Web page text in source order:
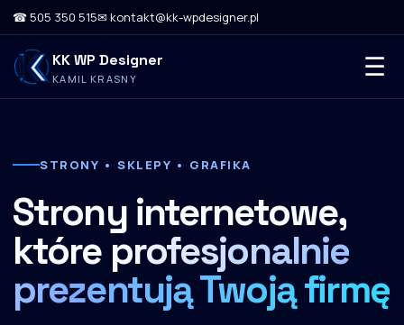
☎ 505 350 515✉ kontakt@kk-wpdesigner.pl
KK WP Designer
KAMIL KRASNY ☰
STRONY • SKLEPY • GRAFIKA
Strony internetowe,
które profesjonalnie
prezentują Twoją firmę